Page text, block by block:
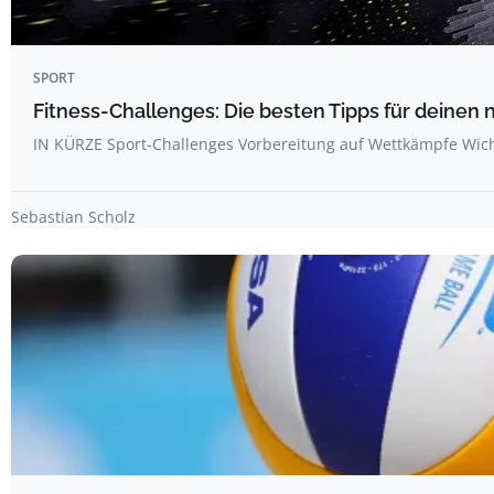
SPORT
Fitness-Challenges: Die besten Tipps für deinen
IN KÜRZE Sport-Challenges Vorbereitung auf Wettkämpfe
Sebastian Scholz